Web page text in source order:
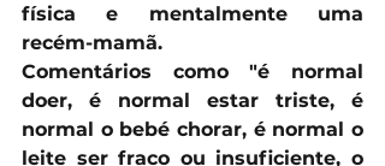
física e mentalmente uma
recém-mamã.
Comentários como "é normal
doer, é normal estar triste, é
normal o bebé chorar, é normal o
leite ser fraco ou insuficiente, o